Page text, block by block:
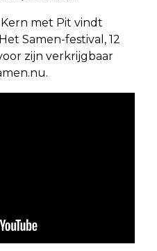
met Pit vindt
Samen-festival, 12
zijn verkrijgbaar